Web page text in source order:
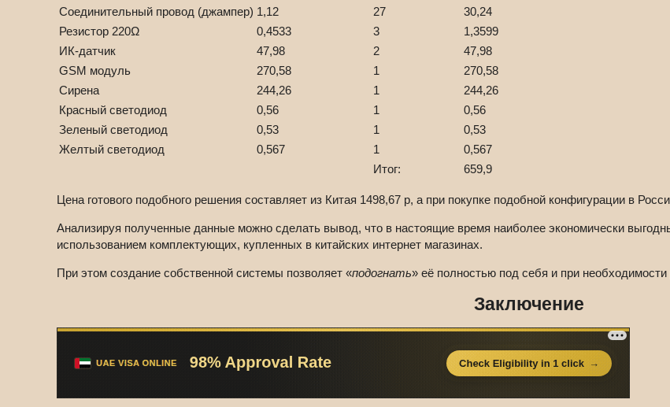
Соединительный провод (джампер) 1,12 27
30,24
Резистор 220Ω
0,4533 3
1,3599
ИК-датчик
47,98 2
47,98
GSM модуль
270,58 1
270,58
Сирена
244,26 1
244,26
Красный светодиод
0,56 1
0,56
Зеленый светодиод
0,53 1
0,53
Желтый светодиод
0,567 1
0,567
Итог:
659,9
Цена готового подобного решения составляет из Китая 1498,67 р, а при покупке подобной конфигурации в
Анализируя полученные данные можно сделать вывод, что в настоящие время наиболее экономически
использованием комплектующих, купленных в китайских интернет магазинах.
При этом создание собственной системы позволяет «подогнать» её полностью под себя и при
Заключение